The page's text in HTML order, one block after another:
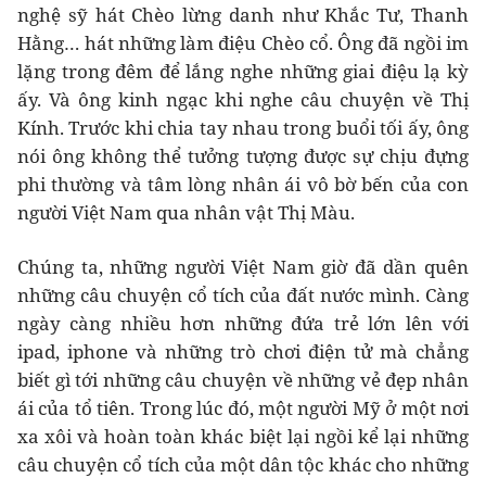
nghệ sỹ hát Chèo lừng danh như Khắc Tư, Thanh
Hằng… hát những làm điệu Chèo cổ. Ông đã ngồi im
lặng trong đêm để lắng nghe những giai điệu lạ kỳ
ấy. Và ông kinh ngạc khi nghe câu chuyện về Thị
Kính. Trước khi chia tay nhau trong buổi tối ấy, ông
nói ông không thể tưởng tượng được sự chịu đựng
phi thường và tâm lòng nhân ái vô bờ bến của con
người Việt Nam qua nhân vật Thị Màu.
Chúng ta, những người Việt Nam giờ đã dần quên
những câu chuyện cổ tích của đất nước mình. Càng
ngày càng nhiều hơn những đứa trẻ lớn lên với
ipad, iphone và những trò chơi điện tử mà chẳng
biết gì tới những câu chuyện về những vẻ đẹp nhân
ái của tổ tiên. Trong lúc đó, một người Mỹ ở một nơi
xa xôi và hoàn toàn khác biệt lại ngồi kể lại những
câu chuyện cổ tích của một dân tộc khác cho những